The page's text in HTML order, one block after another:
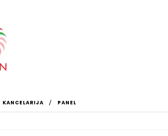
KANCELARIJA PANEL